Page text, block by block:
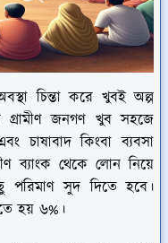
চিন্তা করে খুবই অল্প
গ্রামীণ জনগণ খুব সহজে
চাষাবাদ কিংবা ব্যবসা
ব্যাংক থেকে লোন নিয়ে
পরিমাণ সুদ দিতে হবে।
হয় ৬%।